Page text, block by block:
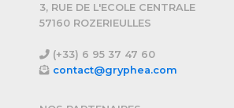
3, RUE DE L'ECOLE CENTRALE
57160 ROZERIEULLES
(+33) 6 95 37 47 60
contact@gryphea.com